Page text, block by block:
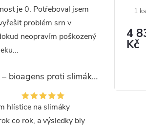
je 0. Potřeboval jsem
problém srn v
neopravím poškozený
Slimakill – bioagens proti slimákům (12 mil.)
hlístice na slimáky
co rok, a výsledky bly
snadné přemísťování pasti
různými místy. Součástí balení
3 kusy detektorů k monitorování
hlodavců pro vytipování
místa k instalaci pasti
Kč 512 Kč / 1 ks
Skladem
1
2 ks
4
Kč